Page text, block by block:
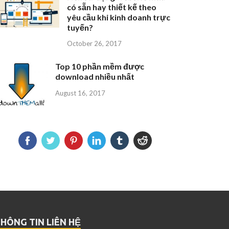
có sẵn hay thiết kế theo
yêu cầu khi kinh doanh trực
tuyến?
October 26, 2017
Top 10 phần mềm được
download nhiều nhất
August 16, 2017
TIN LIÊN HỆ